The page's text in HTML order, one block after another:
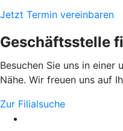
Jetzt Termin vereinbaren
Geschäftsstelle
Besuchen Sie uns in einer
Nähe. Wir freuen uns auf
Zur Filialsuche